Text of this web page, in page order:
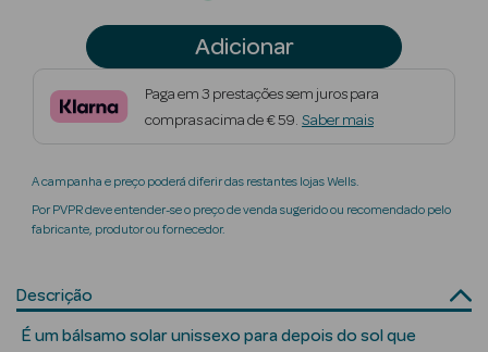
Maquilhagem
Maquilhagem
Beauty Season
Nutricosmética
Beauty Season
Adicionar
Paga em 3 prestações sem juros para
compras acima de € 59. Saber mais
A campanha e preço poderá diferir das restantes lojas Wells.
Por PVPR deve entender-se o preço de venda sugerido ou recomendado pelo
fabricante, produtor ou fornecedor.
Descrição
É um bálsamo solar unissexo para depois do sol que